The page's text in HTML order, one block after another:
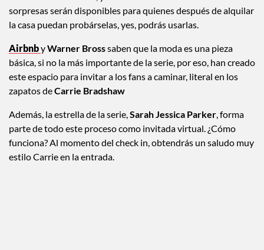
sorpresas serán disponibles para quienes después de alquilar
la casa puedan probárselas, yes, podrás usarlas.
AirbnbyWarner Brosssaben que la moda es una pieza
básica, si no la más importante de la serie, por eso, han creado
este espacio para invitar a los fans a caminar, literal en los
zapatos deCarrie Bradshaw
Además, la estrella de la serie,Sarah Jessica Parker, forma
parte de todo este proceso como invitada virtual. ¿Cómo
funciona? Al momento del check in, obtendrás un saludo muy
estilo Carrie en la entrada.